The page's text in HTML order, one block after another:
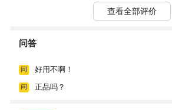
查看全部评价
问答
问 好用不啊！
问 正品吗？